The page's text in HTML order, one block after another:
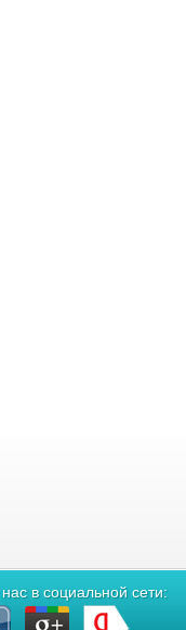
в социальной сети: